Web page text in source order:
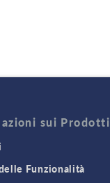
sui Prodotti
Funzionalità